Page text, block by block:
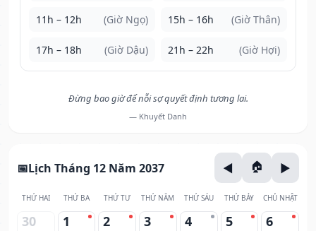
11h – 12h (Giờ Ngọ) 15h – 16h (Giờ Thân)
17h – 18h (Giờ Dậu) 21h – 22h (Giờ Hợi)
Đừng bao giờ để nỗi sợ quyết định tương lai.
— Khuyết Danh
Lịch Tháng 12 Năm 2037
THỨ HAI THỨ BA THỨ TƯ THỨ NĂM THỨ SÁU THỨ BẢY CHỦ NHẬT
30 1 2 3 4 5 6